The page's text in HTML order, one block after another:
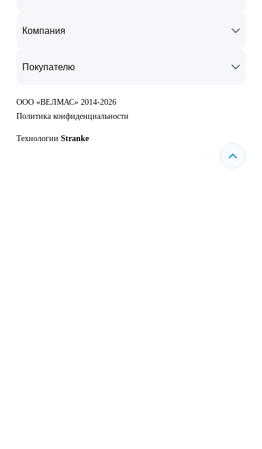
Компания
Покупателю
ООО «ВЕЛМАС» 2014-2026
Политика конфиденциальности
Технологии Stranke